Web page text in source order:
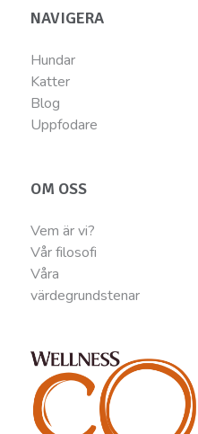
NAVIGERA
Hundar
Katter
Blog
Uppfodare
OM OSS
Vem är vi?
Vår filosofi
Våra
värdegrundstenar